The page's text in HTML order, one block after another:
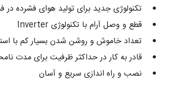
تکنولوژی جدید برای تولید هوای فشرده
قطع و وصل آرام با تکنولوژی Inverter
تعداد خاموش و روشن شدن بسیار کم با
قادر به کار در حداکثر ظرفیت برای مدت
نصب و راه اندازی سریع و آسان